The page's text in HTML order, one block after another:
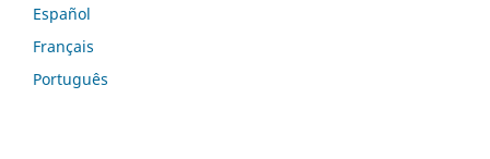
Español
Français
Português